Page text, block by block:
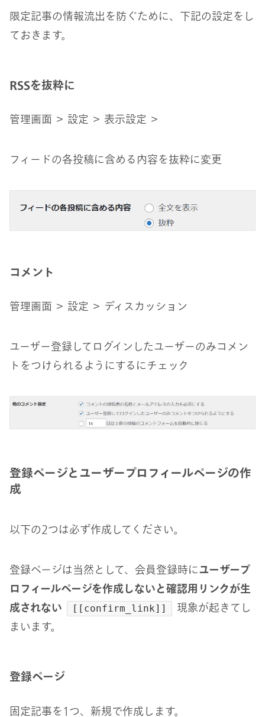
限定記事の情報流出を防ぐために、下記の設定をし
ておきます。
RSSを抜粋に
管理画面 ＞ 設定 ＞ 表示設定 ＞
フィードの各投稿に含める内容を抜粋に変更
コメント
管理画面 ＞ 設定 ＞ ディスカッション
ユーザー登録してログインしたユーザーのみコメン
トをつけられるようにするにチェック
登録ページとユーザープロフィールページの作
成
以下の2つは必ず作成してください。
登録ページは当然として、会員登録時にユーザープ
ロフィールページを作成しないと確認用リンクが生
成されない
[[confirm_link]]
現象が起きてし
まいます。
登録ページ
固定記事を1つ、新規で作成します。